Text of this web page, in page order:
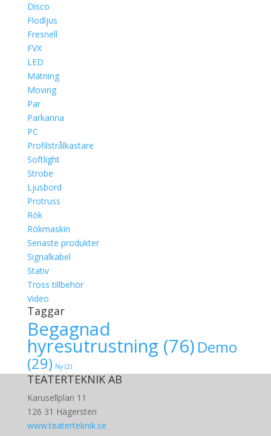
Disco
Flodljus
Fresnell
FVX
LED
Mätning
Moving
Par
Parkanna
PC
Profilstrålkastare
Softlight
Strobe
Ljusbord
Protruss
Rök
Rökmaskin
Senaste produkter
Signalkabel
Stativ
Tross tillbehör
Video
Taggar
Begagnad
hyresutrustning (76) Demo
(29) Ny(2)
TEATERTEKNIK AB
Karusellplan 11
126 31 Hägersten
www.teaterteknik.se